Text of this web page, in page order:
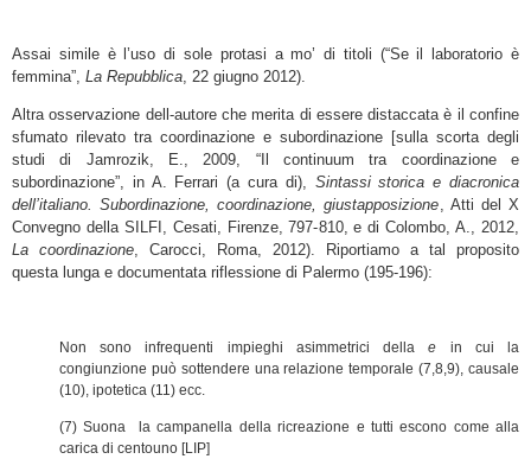
Assai simile è l’uso di sole protasi a mo’ di titoli (“Se il laboratorio è
femmina”, La Repubblica, 22 giugno 2012).
Altra osservazione dell-autore che merita di essere distaccata è il confine
sfumato rilevato tra coordinazione e subordinazione [sulla scorta degli
studi di Jamrozik, E., 2009, “Il continuum tra coordinazione e
subordinazione”, in A. Ferrari (a cura di), Sintassi storica e diacronica
dell’italiano. Subordinazione, coordinazione, giustapposizione, Atti del X
Convegno della SILFI, Cesati, Firenze, 797-810, e di Colombo, A., 2012,
La coordinazione, Carocci, Roma, 2012). Riportiamo a tal proposito
questa lunga e documentata riflessione di Palermo (195-196):
Non sono infrequenti impieghi asimmetrici dellae in cui la
congiunzione può sottendere una relazione temporale (7,8,9), causale
(10), ipotetica (11) ecc.
(7) Suona la campanella della ricreazione e tutti escono come alla
carica di centouno [LIP]